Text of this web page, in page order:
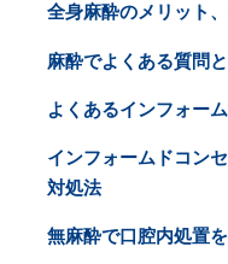
全身麻酔のメリット
麻酔でよくある質問
よくあるインフォー
インフォームドコン
対処法
無麻酔で口腔内処置